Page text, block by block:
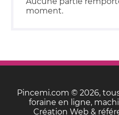
moment.
Pincemi.com © 2026,
foraine en ligne,
Création Web &